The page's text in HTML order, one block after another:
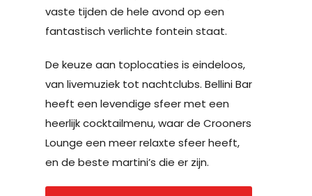
vaste tijden de hele avond op een
fantastisch verlichte fontein staat.
De keuze aan toplocaties is eindeloos,
van livemuziek tot nachtclubs. Bellini Bar
heeft een levendige sfeer met een
heerlijk cocktailmenu, waar de Crooners
Lounge een meer relaxte sfeer heeft,
en de beste martini’s die er zijn.